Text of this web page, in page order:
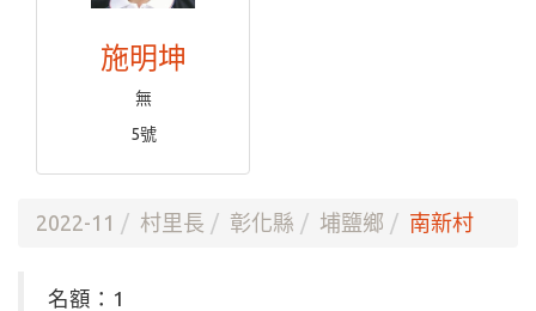
施明坤
無
5號
2022-11 村里長 彰化縣 埔鹽鄉 南新村
名額：1